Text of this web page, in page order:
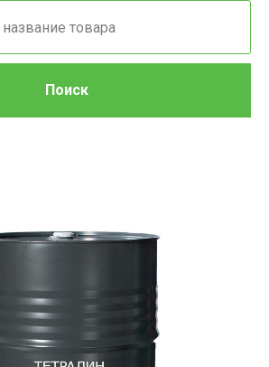
Поиск